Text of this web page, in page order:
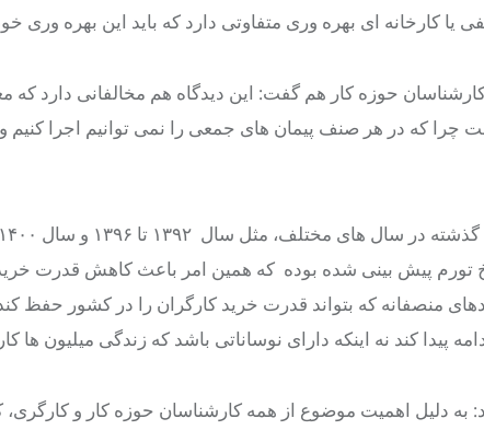
یا کارخانه ای بهره وری متفاوتی دارد که باید این بهره وری
حوزه کار هم گفت: این دیدگاه هم مخالفانی دارد
چرا که در هر صنف پیمان های جمعی را نمی توانیم اجرا کنیم
تورم پیش بینی شده بوده که همین امر باعث کاهش قدرت
منصفانه که بتواند قدرت خرید کارگران را در کشور حفظ
پیدا کند نه اینکه دارای نوساناتی باشد که زندگی میلیون ها
به دلیل اهمیت موضوع از همه کارشناسان حوزه کار و کارگری،